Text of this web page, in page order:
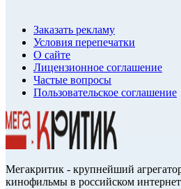
Заказать рекламу
Условия перепечатки
О сайте
Лицензионное соглашение
Частые вопросы
Пользовательское соглашение
Мегакритик - крупнейший
кинофильмы в российском